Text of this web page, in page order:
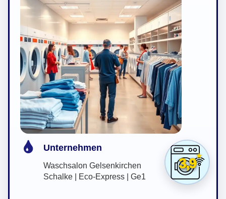
3,9
Unternehmen
Waschsalon Gelsenkirchen
Schalke | Eco-Express | Ge1